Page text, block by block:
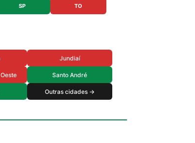
SP TO
Jundiaí
Santo André
Outras cidades →